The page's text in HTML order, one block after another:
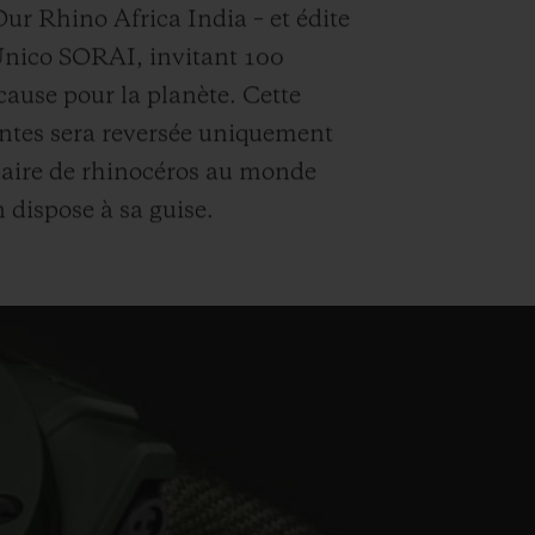
Rhino Africa India – et édite
SORAI, invitant 100
pour la planète. Cette
sera reversée uniquement
de rhinocéros au monde
à sa guise.